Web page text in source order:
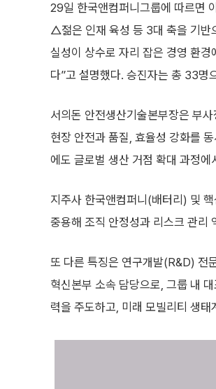
29일 한국앤컴퍼니그룹에 따르면
△젊은 인재 육성 등 3대 축을 기반
실성이 상수로 자리 잡은 경영 환
다”고 설명했다. 승진자는 총 33명
서의돈 안전생산기술본부장은 부
현장 안전과 품질, 효율성 강화를
에도 글로벌 생산 거점 확대 과정에
지주사 한국앤컴퍼니(배터리) 및
중용해 조직 안정성과 리스크 관리
또 다른 특징은 연구개발(R&D) 전
혁신본부 소속 담당으로, 그룹 내
력을 주도하고, 미래 모빌리티 생